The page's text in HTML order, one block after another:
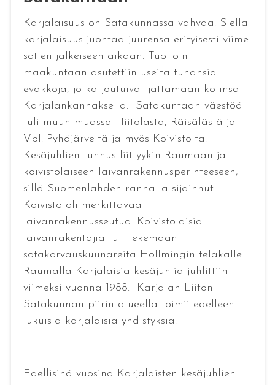
Karjalaisuus on Satakunnassa vahvaa. Siellä
karjalaisuus juontaa juurensa erityisesti viime
sotien jälkeiseen aikaan. Tuolloin
maakuntaan asutettiin useita tuhansia
evakkoja, jotka joutuivat jättämään kotinsa
Karjalankannaksella. Satakuntaan väestöä
tuli muun muassa Hiitolasta, Räisälästä ja
Vpl. Pyhäjärveltä ja myös Koivistolta.
Kesäjuhlien tunnus liittyykin Raumaan ja
koivistolaiseen laivanrakennusperinteeseen,
sillä Suomenlahden rannalla sijainnut
Koivisto oli merkittävää
laivanrakennusseutua. Koivistolaisia
laivanrakentajia tuli tekemään
sotakorvauskuunareita Hollmingin telakalle.
Raumalla Karjalaisia kesäjuhlia juhlittiin
viimeksi vuonna 1988. Karjalan Liiton
Satakunnan piirin alueella toimii edelleen
lukuisia karjalaisia yhdistyksiä.
--
Edellisinä vuosina Karjalaisten kesäjuhlien